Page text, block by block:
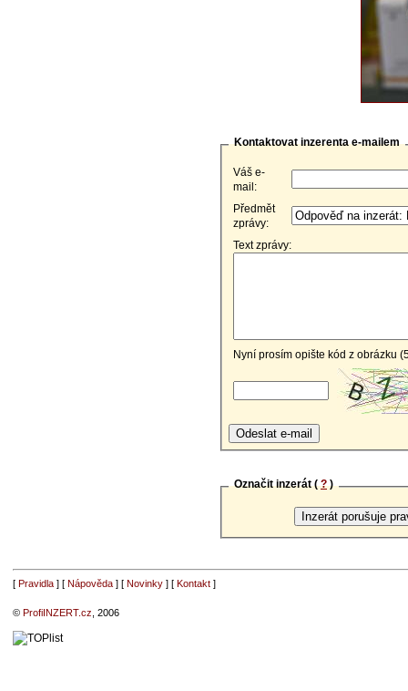
Kontaktovat inzerenta e-mailem
Váš e-
mail:
Předmět
zprávy:
Text zprávy:
Nyní prosím opište kód z obrázku
Označit inzerát (?)
[ Pravidla] [ Nápověda] [ Novinky] [ Kontakt]
© ProfiINZERT.cz , 2006